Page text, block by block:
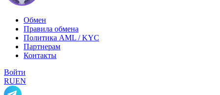
Обмен
Правила обмена
Политика AML / KYC
Партнерам
Контакты
Войти
RUEN